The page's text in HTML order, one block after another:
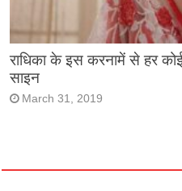
राधिका के इस करनामें से हर
साइन
March 31, 2019